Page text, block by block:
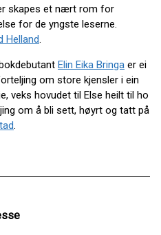
skapes et nært rom for
for de yngste leserne.
Helland.
Elin Eika Bringa er ei
om store kjensler i ein
veks hovudet til Else heilt til ho
om å bli sett, høyrt og tatt på
.